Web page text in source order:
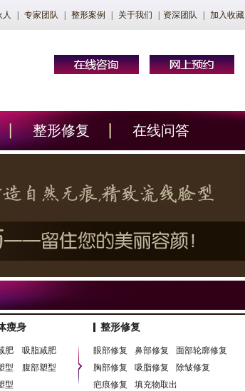
人 专家团队 整形案例 关于我们 资深团队 加入收藏
整形修复 在线问答
，北京隆胸，北京除皱，北京丰唇，北京瘦脸，北京瘦脸针，
瘦身
肥
吸脂减肥
型
腹部塑型
型
整形修复
眼部修复 鼻部修复
面部轮廓修复
胸部修复
吸脂修复
除皱修复
疤痕修复
填充物取出